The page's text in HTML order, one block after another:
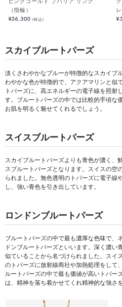
ピンクゴールド ブバリア リング
（指輪）
¥36,300(税込)
スカイブルートパーズ
淡くさわやかなブルーが特徴的なスカイブ
わやかな色が特徴的で、アクアマリンと似
トパーズに、高エネルギーの電子線を照射
す。ブルートパーズの中では比較的手頃な
お肌を明るく魅せてくれるでしょう。
スイスブルートパーズ
スカイブルートパーズよりも青色が濃く、
スブルートパーズとなります。スイスの空
られました。無色透明のトパーズに電子線
し、強い青色を引き出しています。
ロンドンブルートパーズ
ブルートパーズの中で最も濃厚な色味で、
ドンブルートパーズといいます。深く濃い
似ていることから名づけられました。スイ
のトパーズに放射線商社や加熱処理をして
ルートパーズの中で最も価値が高いトパー
は、精神を落ち着かせてくれ精神的な強さ